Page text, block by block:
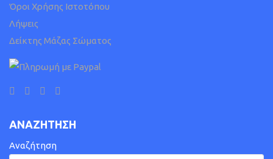
Όροι Χρήσης Ιστοτόπου
Λήψεις
Δείκτης Μάζας Σώματος
ΑΝΑΖΗΤΗΣΗ
Αναζήτηση